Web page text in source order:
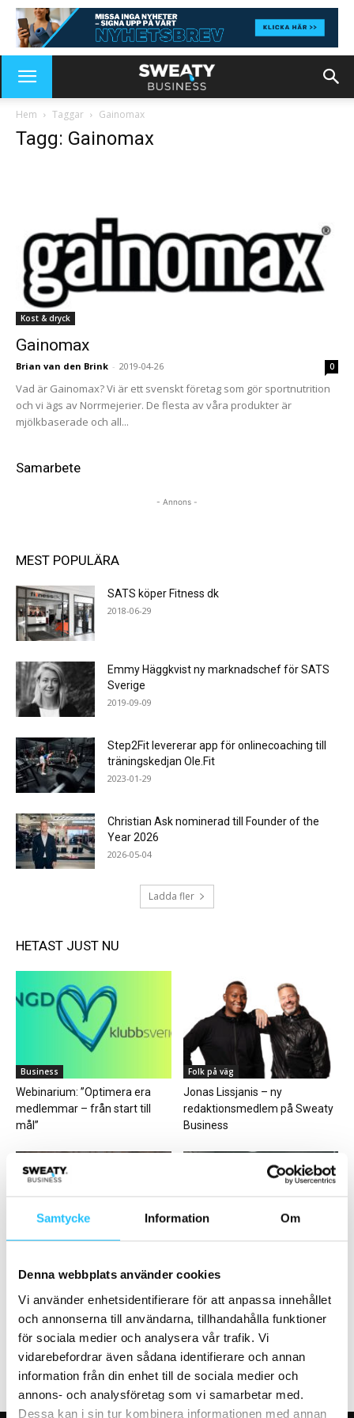
Samtycke Information Om
Denna webbplats använder cookies
Vi använder enhetsidentifierare för att anpassa innehållet
och annonserna till användarna, tillhandahålla funktioner
för sociala medier och analysera vår trafik. Vi
vidarebefordrar även sådana identifierare och annan
information från din enhet till de sociala medier och
annons- och analysföretag som vi samarbetar med.
Dessa kan i sin tur kombinera informationen med annan
Hem Taggar Gainomax
Tagg: Gainomax
Kost & dryck
Gainomax
Brian van den Brink - 2019-04-26 0
Vad är Gainomax? Vi är ett svenskt företag som gör sportnutrition
och vi ägs av Norrmejerier. De flesta av våra produkter är
mjölkbaserade och all...
Samarbete
- Annons -
MEST POPULÄRA
SATS köper Fitness dk
2018-06-29
Emmy Häggkvist ny marknadschef för SATS
Sverige
2019-09-09
Step2Fit levererar app för onlinecoaching till
träningskedjan Ole.Fit
2023-01-29
Christian Ask nominerad till Founder of the
Year 2026
2026-05-04
Ladda fler
HETAST JUST NU
Business
Webinarium: ”Optimera era
medlemmar – från start till
mål”
Folk på väg
Jonas Lissjanis – ny
redaktionsmedlem på Sweaty
Business
Sociala träningsplattformen
bygga nästa...
I huvudet på Elin Nordstrand,
Gruppträning, STC:
Träningstrender 2022